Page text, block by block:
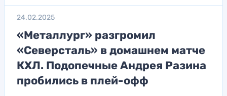
24.02.2025
«Металлург» разгромил
«Северсталь» в домашнем матче
КХЛ. Подопечные Андрея Разина
пробились в плей-офф